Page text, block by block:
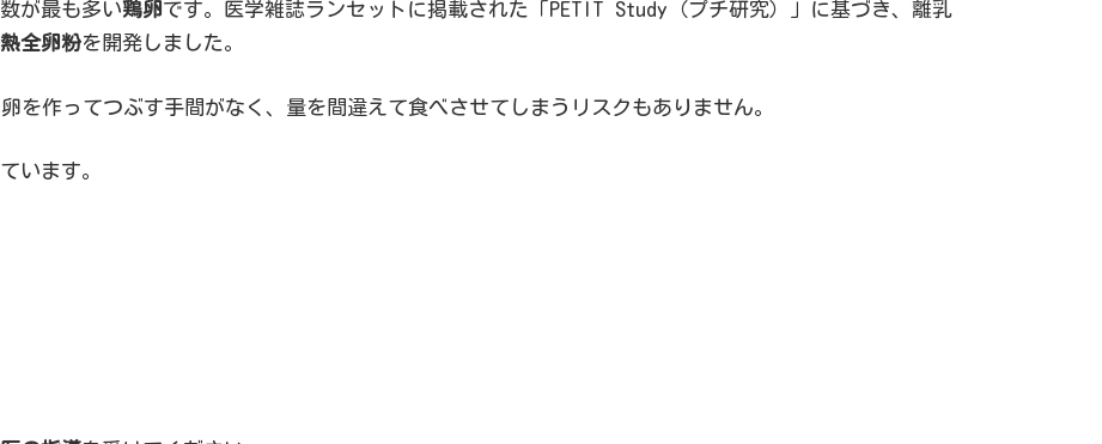
が最も多い鶏卵 です。医学雑誌ランセットに掲載された「PETIT Study（プチ研究）」に基づき、離乳
全卵粉を開発しました。
を作ってつぶす手間がなく、量を間違えて食べさせてしまうリスクもありません。
います。